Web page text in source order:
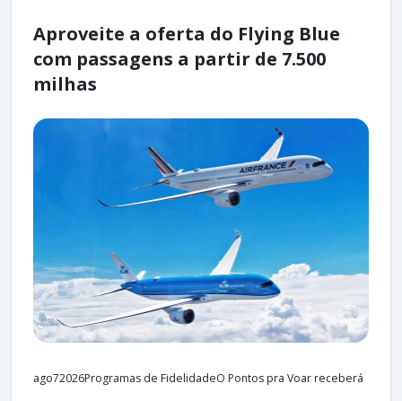
Aproveite a oferta do Flying Blue
com passagens a partir de 7.500
milhas
ago72026Programas de FidelidadeO Pontos pra Voar receberá